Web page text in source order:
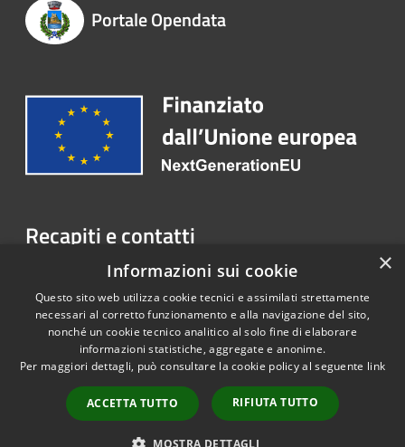
Portale Opendata
Recapiti e contatti
Lungolago Regina Adelaide, n. 15 - 37016 Garda (VR)
Telefono:
045.6208444
Accessibilità
Copyright © 2026 • Portale
Opendata • Powered by
Municipium•
Accesso
redazione
×
Informazioni sui cookie
Questo sito web utilizza cookie tecnici e assimilati strettamente
necessari al corretto funzionamento e alla navigazione del sito,
nonché un cookie tecnico analitico al solo fine di elaborare
informazioni statistiche, aggregate e anonime.
Per maggiori dettagli, può consultare la cookie policy al seguente link
ACCETTA TUTTO RIFIUTA TUTTO
MOSTRA DETTAGLI